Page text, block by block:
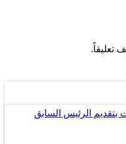
تعليقاً.
بتقديم الرئيس السابق